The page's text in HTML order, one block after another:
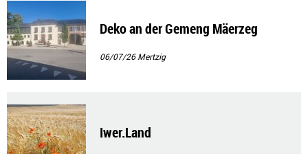
Deko an der Gemeng Mäerzeg
06/07/26Mertzig
Iwer.Land